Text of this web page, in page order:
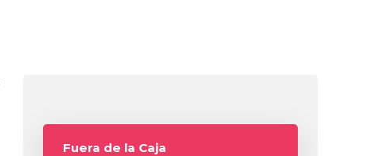
Fuera de la Caja